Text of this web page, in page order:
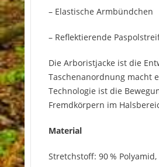
– Elastische Armbündchen
– Reflektierende
Die Arboristjacke ist die
Taschenanordnung macht
Technologie ist die
Fremdkörpern im
Material
Stretchstoff: 90 % Polyamid,